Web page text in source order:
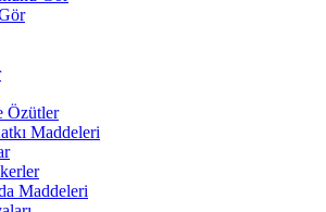
Özütler
Maddeleri
Maddeleri